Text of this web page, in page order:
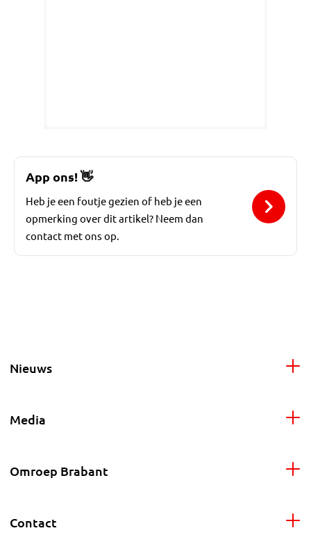
App ons!👋
Heb je een foutje gezien of heb je een
opmerking over dit artikel? Neem dan
contact met ons op.
Nieuws
Media
Omroep Brabant
Contact